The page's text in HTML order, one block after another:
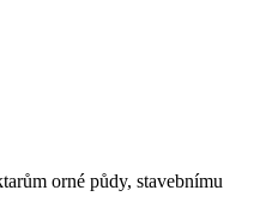
orné půdy, stavebnímu